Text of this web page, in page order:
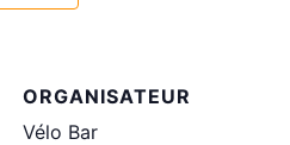
ORGANISATEUR
Vélo Bar